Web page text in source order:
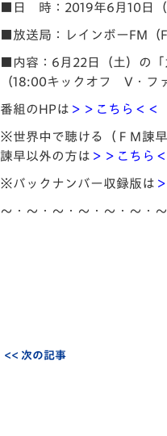
応援メディア
平和祈念活動
ホームタウン活動
■日 時：2019年6月10日（
■放送局：レインボーFM（
■内容：6月22日（土）の
（18:00キックオフ V・フ
番組のHPは ＞＞こちら＜＜
※世界中で聴ける（ＦＭ諫
諫早以外の方は ＞＞こちら
※バックナンバー収録版は
～・～・～・～・～・～・
<< 次の記事